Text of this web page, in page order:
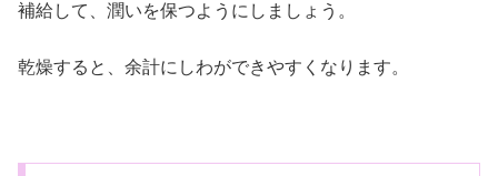
補給して、潤いを保つようにしましょう。
乾燥すると、余計にしわができやすくなります。